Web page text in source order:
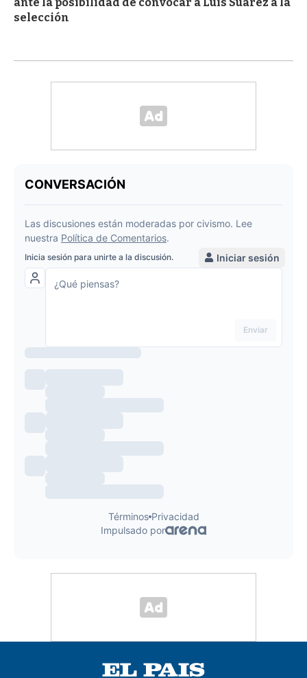
ante la posibilidad de convocar a Luis Suárez a la
selección